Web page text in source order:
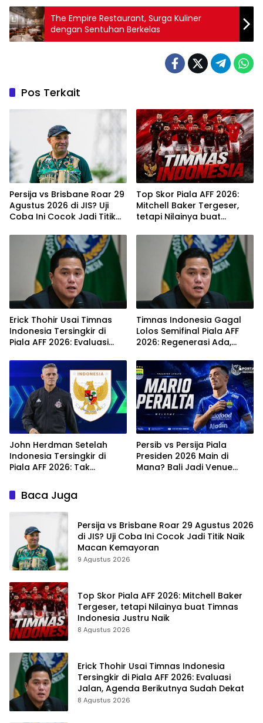
The Empire Restaurant, Surga Kuliner
dengan Sentuhan Berkelas
Pos Terkait
Persija vs Brisbane Roar 29
Agustus 2026 di JIS? Uji
Coba Ini Cocok Jadi Titik
Top Skor Piala AFF 2026:
Mitchell Baker Tergeser,
tetapi Nilainya buat
Naik
Erick Thohir Usai Timnas
Indonesia Tersingkir di
Piala AFF 2026: Evaluasi
Sudah Dekat
Timnas Indonesia Gagal
Lolos Semifinal Piala AFF
2026: Regenerasi Ada,
Harus Mengejar
John Herdman Setelah
Indonesia Tersingkir di
Piala AFF 2026: Tak
Baker Tetap Jadi Modal
Persib vs Persija Piala
Presiden 2026 Main di
Mana? Bali Jadi Venue
Baca Juga
Persija vs Brisbane Roar 29 Agustus 2026
di JIS? Uji Coba Ini Cocok Jadi Titik Naik
Macan Kemayoran
9 Agustus 2026
Top Skor Piala AFF 2026: Mitchell Baker
Tergeser, tetapi Nilainya buat Timnas
Indonesia Justru Naik
8 Agustus 2026
Erick Thohir Usai Timnas Indonesia
Tersingkir di Piala AFF 2026: Evaluasi
Jalan, Agenda Berikutnya Sudah Dekat
8 Agustus 2026